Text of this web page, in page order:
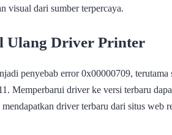
visual dari sumber terpercaya.
Ulang Driver Printer
penyebab error 0x00000709, terutama
Memperbarui driver ke versi terbaru
driver terbaru dari situs web